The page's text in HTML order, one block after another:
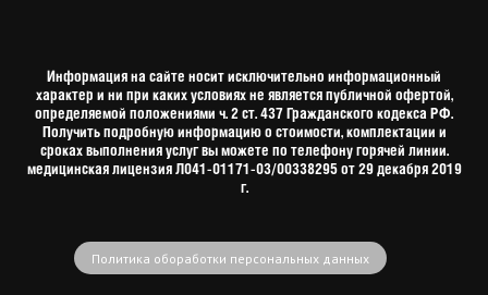
Информация на сайте носит исключительно информационный
характер и ни при каких условиях не является публичной офертой,
определяемой положениями ч. 2 ст. 437 Гражданского кодекса РФ.
Получить подробную информацию о стоимости, комплектации и
сроках выполнения услуг вы можете по телефону горячей линии.
медицинская лицензия Л041-01171-03/00338295 от 29 декабря 2019
г.
Политика обоработки персональных данных